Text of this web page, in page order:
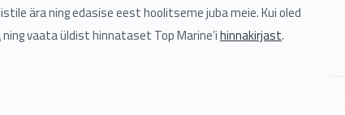
ära ning edasise eest hoolitseme juba meie. Kui oled
ning vaata üldist hinnataset Top Marine’ihinnakirjast.